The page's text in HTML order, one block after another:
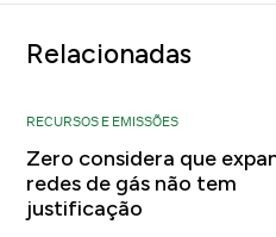
Relacionadas
RECURSOS E EMISSÕES
Zero considera que
redes de gás não tem
justificação